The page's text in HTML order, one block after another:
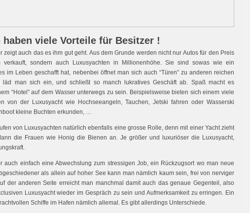
haben viele Vorteile für Besitzer !
zeigt auch das es ihm gut geht. Aus dem Grunde werden nicht nur Autos für den Preis
verkauft, sondern auch Luxusyachten in Millionenhöhe. Sie sind sowas wie ein
im Leben geschafft hat, nebenbei öffnet man sich auch “Türen” zu anderen reichen
läd man sich ein, und schließt so manch lukratives Geschäft ab. Spaß macht es
“Hotel” auf dem Wasser unterwegs zu sein. Beispielsweise bieten sich einem viele
von der Luxusyacht wie Hochseeangeln, Tauchen, Jetski fahren oder Wasserski
kleine Buchten erkunden, …
von Luxusyachten natürlich ebenfalls eine grosse Rolle, denn mit einer Yacht zieht
die Frauen wie Honig die Bienen an. Je größer und luxuriöser die Luxusyacht,
auch einfach eine Abwechslung zum stressigen Job, ein Rückzugsort wo man neue
als allein auf hoher See kann man nämlich kaum sein, frei von nerviger
der anderen Seite erreicht man manchmal damit auch das genaue Gegenteil, also
Luxusyacht wieder im Gespräch zu sein und Aufmerksamkeit zu erringen. Ein
Schiffe im Hafen nämlich allemal. Es gibt allerdings Unterschiede.